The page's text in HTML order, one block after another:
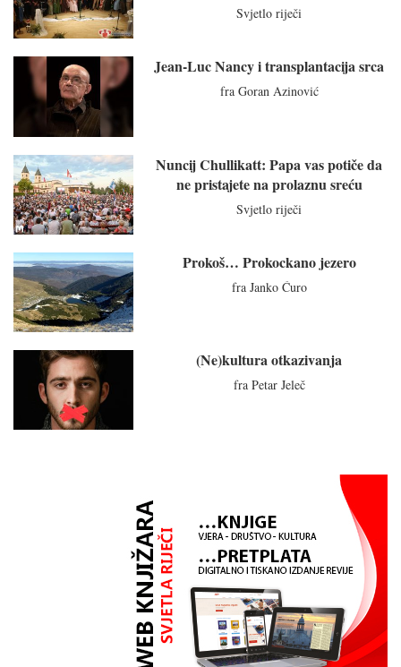
Svjetlo riječi
Jean-Luc Nancy i transplantacija srca
fra Goran Azinović
Nuncij Chullikatt: Papa vas potiče da
ne pristajete na prolaznu sreću
Svjetlo riječi
Prokoš… Prokockano jezero
fra Janko Ćuro
(Ne)kultura otkazivanja
fra Petar Jeleč